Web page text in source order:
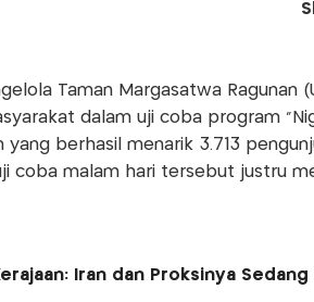
Taman Margasatwa Ragunan
dalam uji coba program
yang berhasil menarik 3.713
coba malam hari tersebut justru
Iran dan Proksinya